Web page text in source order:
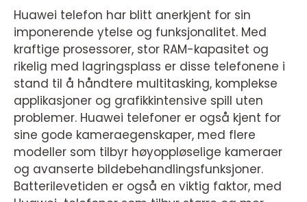
Huawei telefon har blitt anerkjent for sin
imponerende ytelse og funksjonalitet. Med
kraftige prosessorer, stor RAM-kapasitet og
rikelig med lagringsplass er disse telefonene i
stand til å håndtere multitasking, komplekse
applikasjoner og grafikkintensive spill uten
problemer. Huawei telefoner er også kjent for
sine gode kameraegenskaper, med flere
modeller som tilbyr høyoppløselige kameraer
og avanserte bildebehandlingsfunksjoner.
Batterilevetiden er også en viktig faktor, med